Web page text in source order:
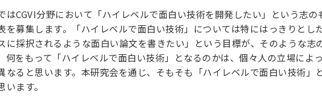
はCGVI分野において「ハイレベルで面白い技術を開発したい」という志
を募集します。「ハイレベルで面白い技術」については特にはっきりと
に採択されるような面白い論文を書きたい」という目標が、そのような志
何をもって「ハイレベルで面白い技術」となるのかは、個々人の立場によ
なると思います。本研究会を通じ、そもそも「ハイレベルで面白い技術
います。